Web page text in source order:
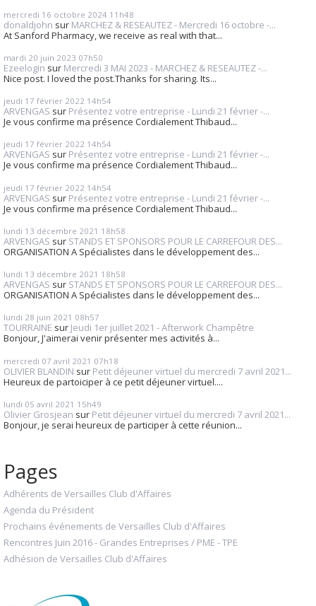
mercredi 16 octobre 2024 11h48
donaldjohn sur MARCHEZ & RESEAUTEZ - Mercredi 16 octobre -...
At Sanford Pharmacy, we receive as real with that...
mardi 20 juin 2023 07h50
Ezeelogin sur Mercredi 3 MAI 2023 - MARCHEZ & RESEAUTEZ -...
Nice post. I loved the post.Thanks for sharing. Its...
jeudi 17 février 2022 14h54
ARVENGAS sur Présentez votre entreprise - Lundi 21 février -...
Je vous confirme ma présence Cordialement Thibaud...
jeudi 17 février 2022 14h54
ARVENGAS sur Présentez votre entreprise - Lundi 21 février -...
Je vous confirme ma présence Cordialement Thibaud...
jeudi 17 février 2022 14h54
ARVENGAS sur Présentez votre entreprise - Lundi 21 février -...
Je vous confirme ma présence Cordialement Thibaud...
lundi 13 décembre 2021 18h58
ARVENGAS sur STANDS ET SPONSORS POUR LE CARREFOUR DES...
ORGANISATION A Spécialistes dans le développement des...
lundi 13 décembre 2021 18h58
ARVENGAS sur STANDS ET SPONSORS POUR LE CARREFOUR DES...
ORGANISATION A Spécialistes dans le développement des...
lundi 28 juin 2021 08h57
TOURRAINE sur Jeudi 1er juillet 2021 - Afterwork Champêtre
Bonjour, J'aimerai venir présenter mes activités à...
mercredi 07 avril 2021 07h18
OLIVIER BLANDIN sur Petit déjeuner virtuel du mercredi 7 avril 2021...
Heureux de partoiciper à ce petit déjeuner virtuel....
lundi 05 avril 2021 15h49
Olivier Grosjean sur Petit déjeuner virtuel du mercredi 7 avril 2021...
Bonjour, je serai heureux de participer à cette réunion...
Pages
Adhérents de Versailles Club d'Affaires
Agenda du Président
Prochains événements de Versailles Club d'Affaires
Rencontres Juin 2016 - Grandes Entreprises / PME - TPE
Adhésion de Versailles Club d'Affaires